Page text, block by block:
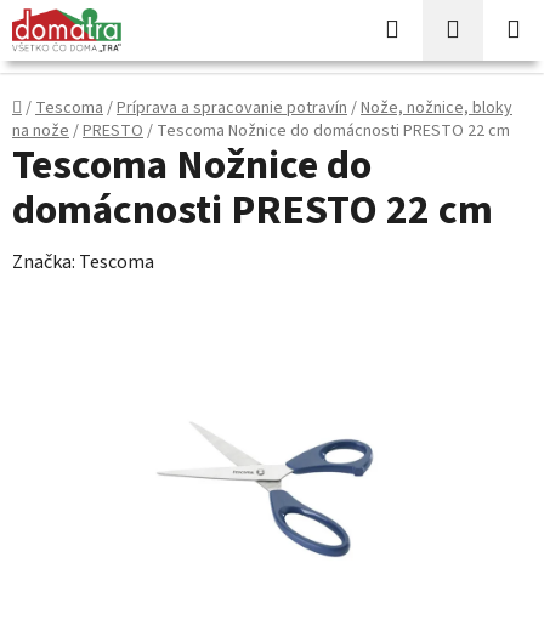
Prejsť
na
obsah
Hľadať
KOŠÍK
Domov
/Tescoma/Príprava a spracovanie potravín/Nože, nožnice, bloky
na nože/PRESTO/ Tescoma Nožnice do domácnosti PRESTO 22 cm
Tescoma Nožnice do
domácnosti PRESTO 22 cm
Značka: Tescoma